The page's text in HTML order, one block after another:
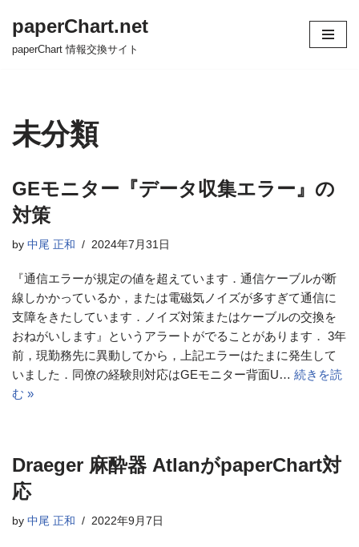
へ
ッ
プ
paperChart.net
paperChart 情報交換サイト
未分類
GEモニター『データ収集エラー』の
対策
by 中尾 正和 2024年7月31日
『通信エラーが規定の値を超えています．通信ケーブルが断
線しかかっているか，または電磁気ノイズが多すぎて通信に
支障をきたしています．ノイズ対策またはケーブルの交換を
おねがいします』というアラートがでることがあります． 3年
前，現勤務先に異動してから，上記エラーはたまに発生して
いました．同僚の経験則対応はGEモニター背面U… 続きを読
む »
Draeger 麻酔器 AtlanがpaperChart対
応
by 中尾 正和 2022年9月7日